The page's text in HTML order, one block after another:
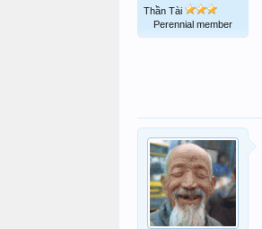
Thần Tài
Perennial member